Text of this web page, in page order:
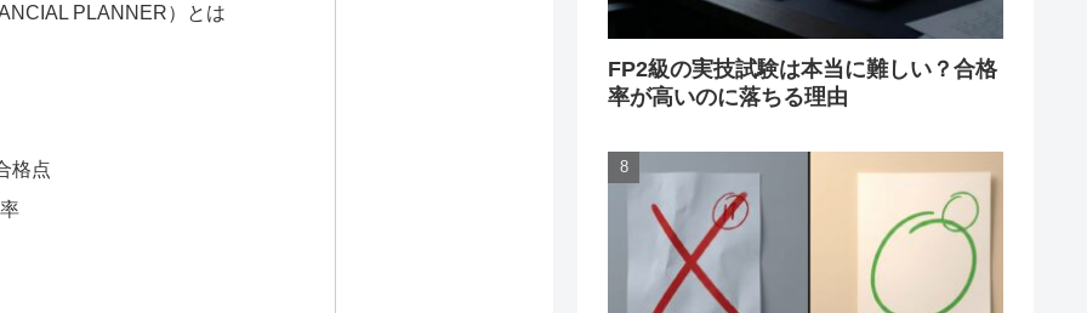
PLANNER）とは
格点
FP2級の実技試験は本当に難しい？合格
率が高いのに落ちる理由